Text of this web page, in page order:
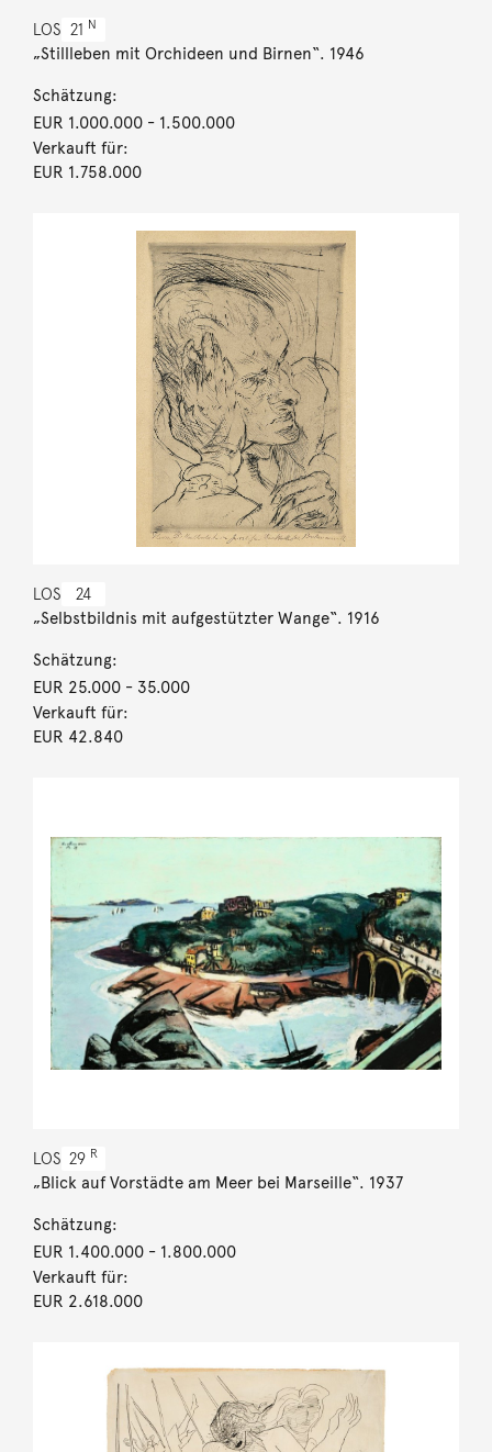
LOS 21 N
„Stillleben mit Orchideen und Birnen“. 1946
Schätzung:
EUR 1.000.000- 1.500.000
Verkauft für:
EUR 1.758.000
LOS 24
„Selbstbildnis mit aufgestützter Wange“. 1916
Schätzung:
EUR 25.000- 35.000
Verkauft für:
EUR 42.840
LOS 29 R
„Blick auf Vorstädte am Meer bei Marseille“. 1937
Schätzung:
EUR 1.400.000- 1.800.000
Verkauft für:
EUR 2.618.000